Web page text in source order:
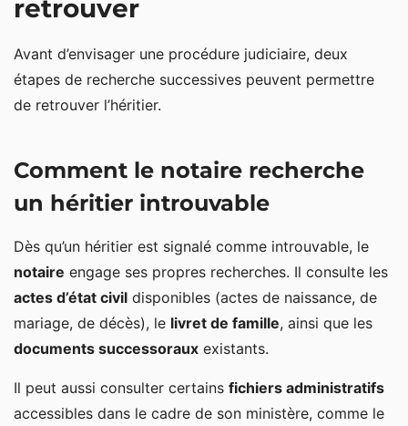
retrouver
Avant d’envisager une procédure judiciaire, deux
étapes de recherche successives peuvent permettre
de retrouver l’héritier.
Comment le notaire recherche
un héritier introuvable
Dès qu’un héritier est signalé comme introuvable, le
notaire engage ses propres recherches. Il consulte les
actes d’état civil disponibles (actes de naissance, de
mariage, de décès), le livret de famille, ainsi que les
documents successoraux existants.
Il peut aussi consulter certains fichiers administratifs
accessibles dans le cadre de son ministère, comme le